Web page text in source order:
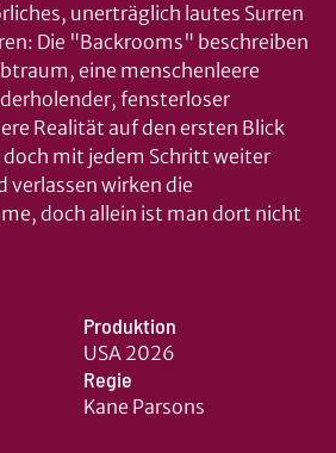
unerträglich lautes Surren
Die "Backrooms" beschreiben
eine menschenleere
fensterloser
Realität auf den ersten Blick
doch mit jedem Schritt weiter
verlassen wirken die
doch allein ist man dort nicht
Produktion
USA 2026
Regie
Kane Parsons